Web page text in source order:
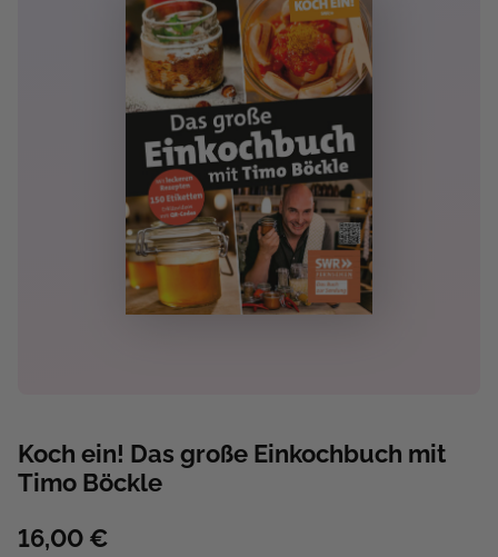
Koch ein! Das große Einkochbuch mit
Timo Böckle
16,00 €